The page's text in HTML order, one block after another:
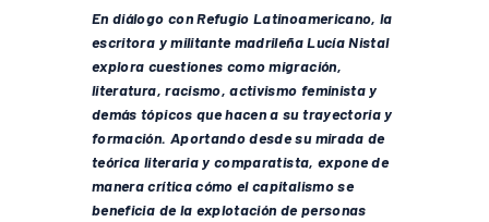
En diálogo con Refugio Latinoamericano, la
escritora y militante madrileña Lucía Nistal
explora cuestiones como migración,
literatura, racismo, activismo feminista y
demás tópicos que hacen a su trayectoria y
formación. Aportando desde su mirada de
teórica literaria y comparatista, expone de
manera crítica cómo el capitalismo se
beneficia de la explotación de personas